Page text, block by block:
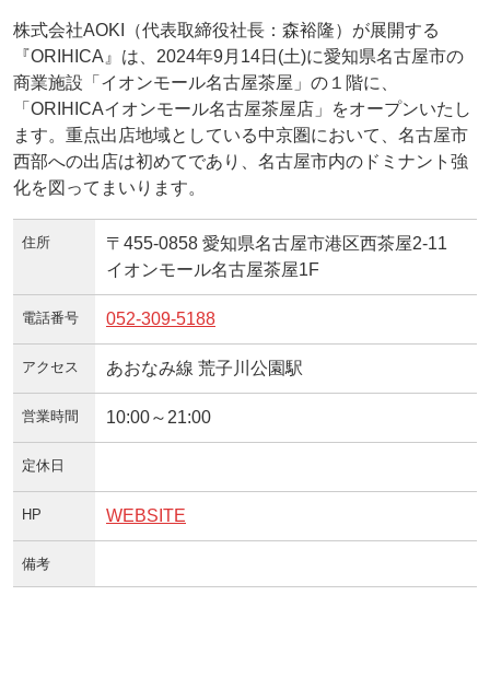
株式会社AOKI（代表取締役社長：森裕隆）が展開する
『ORIHICA』は、2024年9月14日(土)に愛知県名古屋市の
商業施設「イオンモール名古屋茶屋」の１階に、
「ORIHICAイオンモール名古屋茶屋店」をオープンいたし
ます。重点出店地域としている中京圏において、名古屋市
西部への出店は初めてであり、名古屋市内のドミナント強
化を図ってまいります。
住所
〒455-0858 愛知県名古屋市港区西茶屋2-11
イオンモール名古屋茶屋1F
電話番号 052-309-5188
アクセス あおなみ線 荒子川公園駅
営業時間 10:00～21:00
定休日
HP WEBSITE
備考